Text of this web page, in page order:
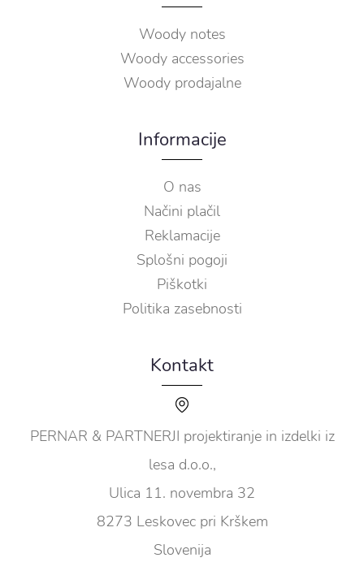
Woody notes
Woody accessories
Woody prodajalne
Informacije
O nas
Načini plačil
Reklamacije
Splošni pogoji
Piškotki
Politika zasebnosti
Kontakt
PERNAR & PARTNERJI projektiranje in izdelki iz
lesa d.o.o.,
Ulica 11. novembra 32
8273 Leskovec pri Krškem
Slovenija